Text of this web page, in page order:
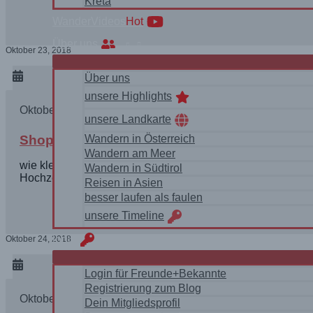
Hot
Über uns
Über uns
unsere Highlights
unsere Landkarte
Wandern in Österreich
Wandern am Meer
Wandern in Südtirol
Reisen in Asien
besser laufen als faulen
unsere Timeline
login
Login für Freunde+Bekannte
Registrierung zum Blog
Dein Mitgliedsprofil
Oktober 23, 2018
Oktober 24, 2018
Shopping in Bangkok – für die thailändische
wie kleidet man sich für eine thailändische
Hochzeit im…
Oktober 24, 2018
Oktober 25, 2018